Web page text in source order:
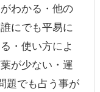
わかる・他の
にでも平易に
・使い方によ
が少ない・運
題でも占う事が